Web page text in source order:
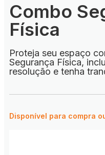
Combo
Física
Proteja seu espaço
Segurança Física,
resolução e tenha
Disponível para compra